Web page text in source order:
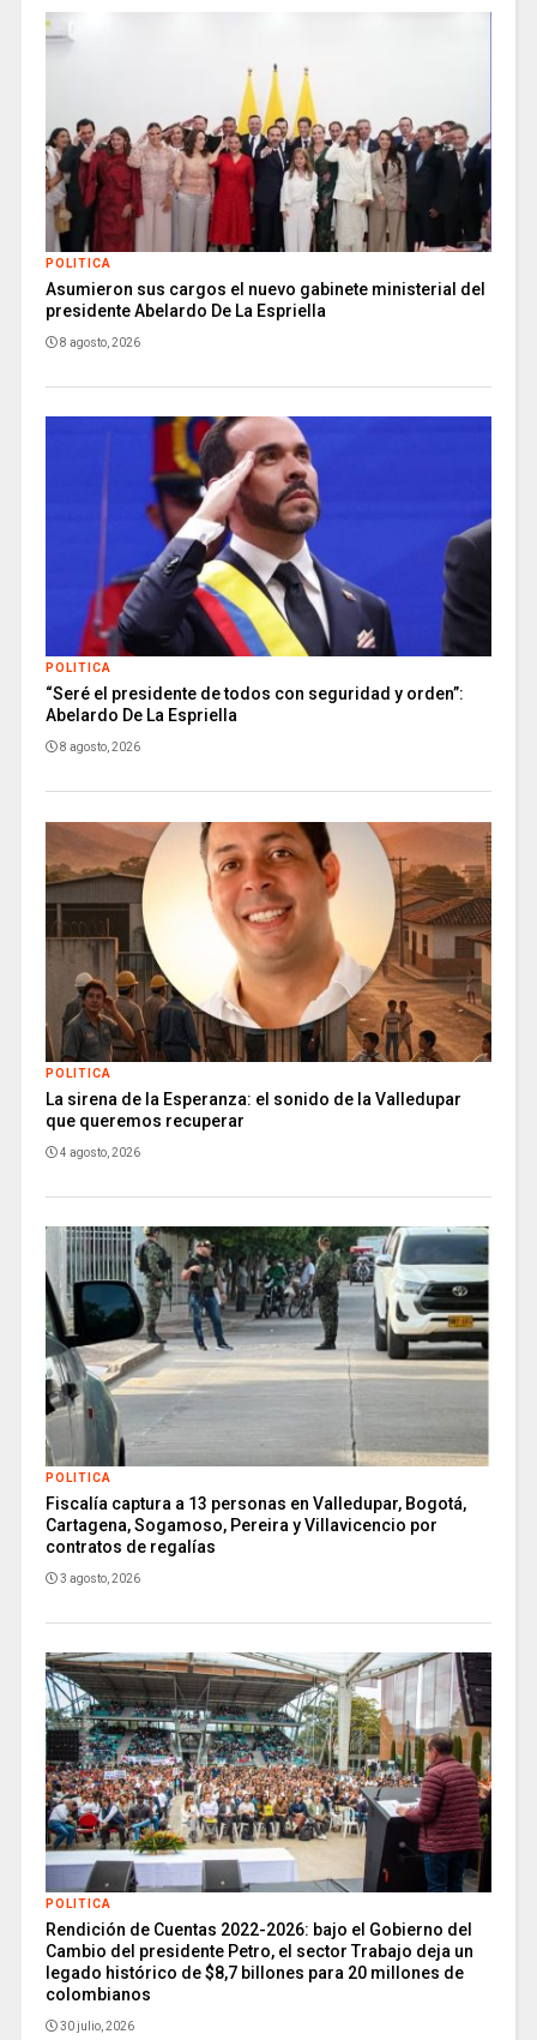
POLITICA
Asumieron sus cargos el nuevo gabinete ministerial del
presidente Abelardo De La Espriella
8 agosto, 2026
POLITICA
“Seré el presidente de todos con seguridad y orden”:
Abelardo De La Espriella
8 agosto, 2026
POLITICA
La sirena de la Esperanza: el sonido de la Valledupar
que queremos recuperar
4 agosto, 2026
POLITICA
Fiscalía captura a 13 personas en Valledupar, Bogotá,
Cartagena, Sogamoso, Pereira y Villavicencio por
contratos de regalías
3 agosto, 2026
POLITICA
Rendición de Cuentas 2022-2026: bajo el Gobierno del
Cambio del presidente Petro, el sector Trabajo deja un
legado histórico de $8,7 billones para 20 millones de
colombianos
30 julio, 2026